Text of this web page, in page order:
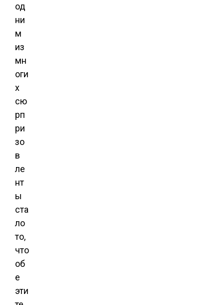
од
ни
м
из
мн
оги
х
сю
рп
ри
зо
в
ле
нт
ы
ста
ло
то,
что
об
е
эти